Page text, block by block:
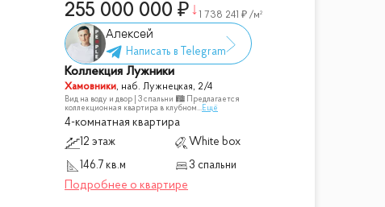
255 000 000 1 738 241 /м²
Алексей
Коллекция Лужники
Хамовники, наб. Лужнецкая, 2/4
Вид на воду и двор | 3 спальни 🏙 Предлагается
коллекционная квартира в клубном...Ещё
4-комнатная квартира
12 этаж
White box
146.7 кв.м
3 спальни